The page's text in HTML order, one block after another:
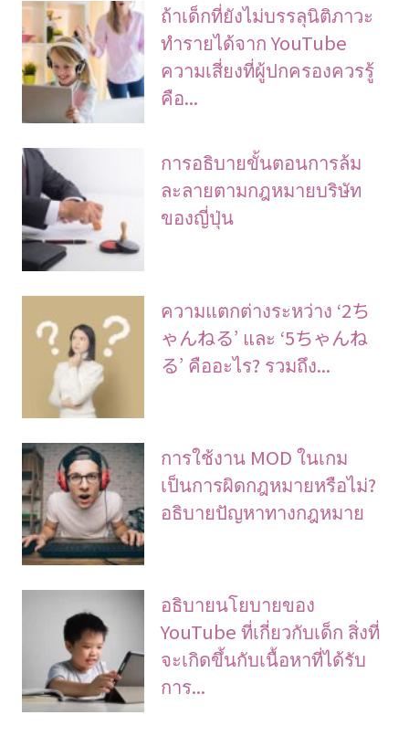
ถ้าเด็กที่ยังไม่บรรลุนิติภาวะ
ทำรายได้จาก YouTube
ความเสี่ยงที่ผู้ปกครองควรรู้
คือ...
การอธิบายขั้นตอนการล้ม
ละลายตามกฎหมายบริษัท
ของญี่ปุ่น
ความแตกต่างระหว่าง ‘2ち
ゃんねる’ และ ‘5ちゃんね
る’ คืออะไร? รวมถึง...
การใช้งาน MOD ในเกม
เป็นการผิดกฎหมายหรือไม่?
อธิบายปัญหาทางกฎหมาย
อธิบายนโยบายของ
YouTube ที่เกี่ยวกับเด็ก สิ่งที่
จะเกิดขึ้นกับเนื้อหาที่ได้รับ
การ...